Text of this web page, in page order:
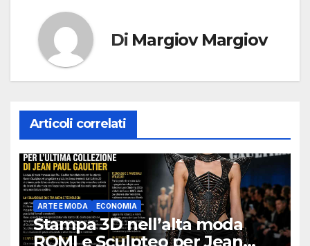
Di Margiov Margiov
Articoli correlati
ARTE E MODA ECONOMIA
Stampa 3D nell’alta moda
ROMI e Sculpteo per Jean